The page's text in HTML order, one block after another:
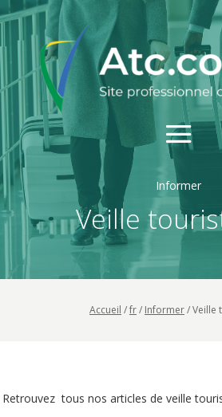
Informer
Veille
Accueil /fr/ Informer/Veille
Retrouvez tous nos articles de veille